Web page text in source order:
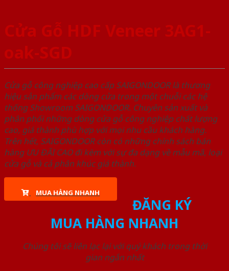
Cửa Gỗ HDF Veneer 3AG1-
oak-SGD
Cửa gỗ công nghiệp cao cấp SAIGONDOOR là thương
hiệu sản phẩm các dòng cửa trong một chuỗi các hệ
thống Showroom SAIGONDOOR. Chuyên sản xuất và
phân phối những dòng cửa gỗ công nghiệp chất lượng
cao, giá thành phù hợp với mọi nhu cầu khách hàng.
Trên hết, SAIGONDOOR còn có những chính sách bán
hàng ƯU ĐÃI CAO đi kèm với sự đa dạng về mẫu mã, loại
cửa gỗ và cả phân khúc giá thành.
MUA HÀNG NHANH
ĐĂNG KÝ
MUA HÀNG NHANH
Chúng tôi sẽ liên lạc lại với quý khách trong thời
gian ngắn nhất